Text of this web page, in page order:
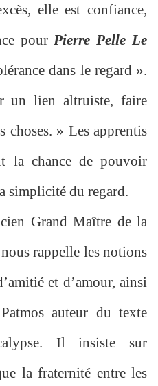
elle est confiance,
pourPierre Pelle Le
dans le regard ».
un lien altruiste, faire
choses. » Les apprentis
la chance de pouvoir
simplicité du regard.
Grand Maître de la
rappelle les notions
et d’amour, ainsi
auteur du texte
Il insiste sur
la fraternité entre les